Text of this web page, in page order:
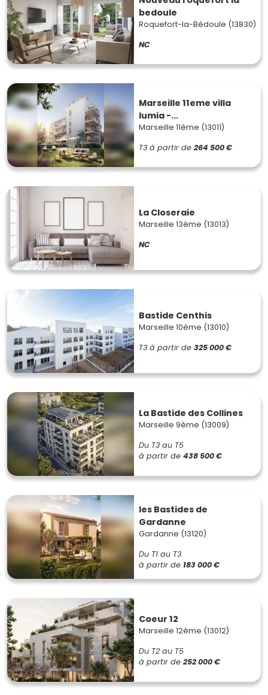
bedoule
Roquefort-la-Bédoule (13830)
NC
Marseille 11eme villa
lumia -...
Marseille 11ème (13011)
T3 à partir de 264 500 €
La Closeraie
Marseille 13ème (13013)
NC
Bastide Centhis
Marseille 10ème (13010)
T3 à partir de 325 000 €
La Bastide des Collines
Marseille 9ème (13009)
Du T3 au T5
à partir de 438 500 €
les Bastides de
Gardanne
Gardanne (13120)
Du T1 au T3
à partir de 183 000 €
Coeur 12
Marseille 12ème (13012)
Du T2 au T5
à partir de 252 000 €